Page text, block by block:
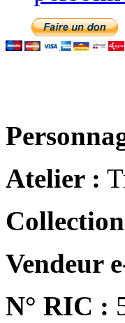
Atelier :
Vendeur
N° RIC :